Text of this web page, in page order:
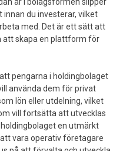
du investerar, vilket
med. Det är ett sätt att
att skapa en plattform för
pengarna i holdingbolaget
använda dem för privat
lön eller utdelning, vilket
vill fortsätta att utvecklas
en utmärkt
vara operativ företagare